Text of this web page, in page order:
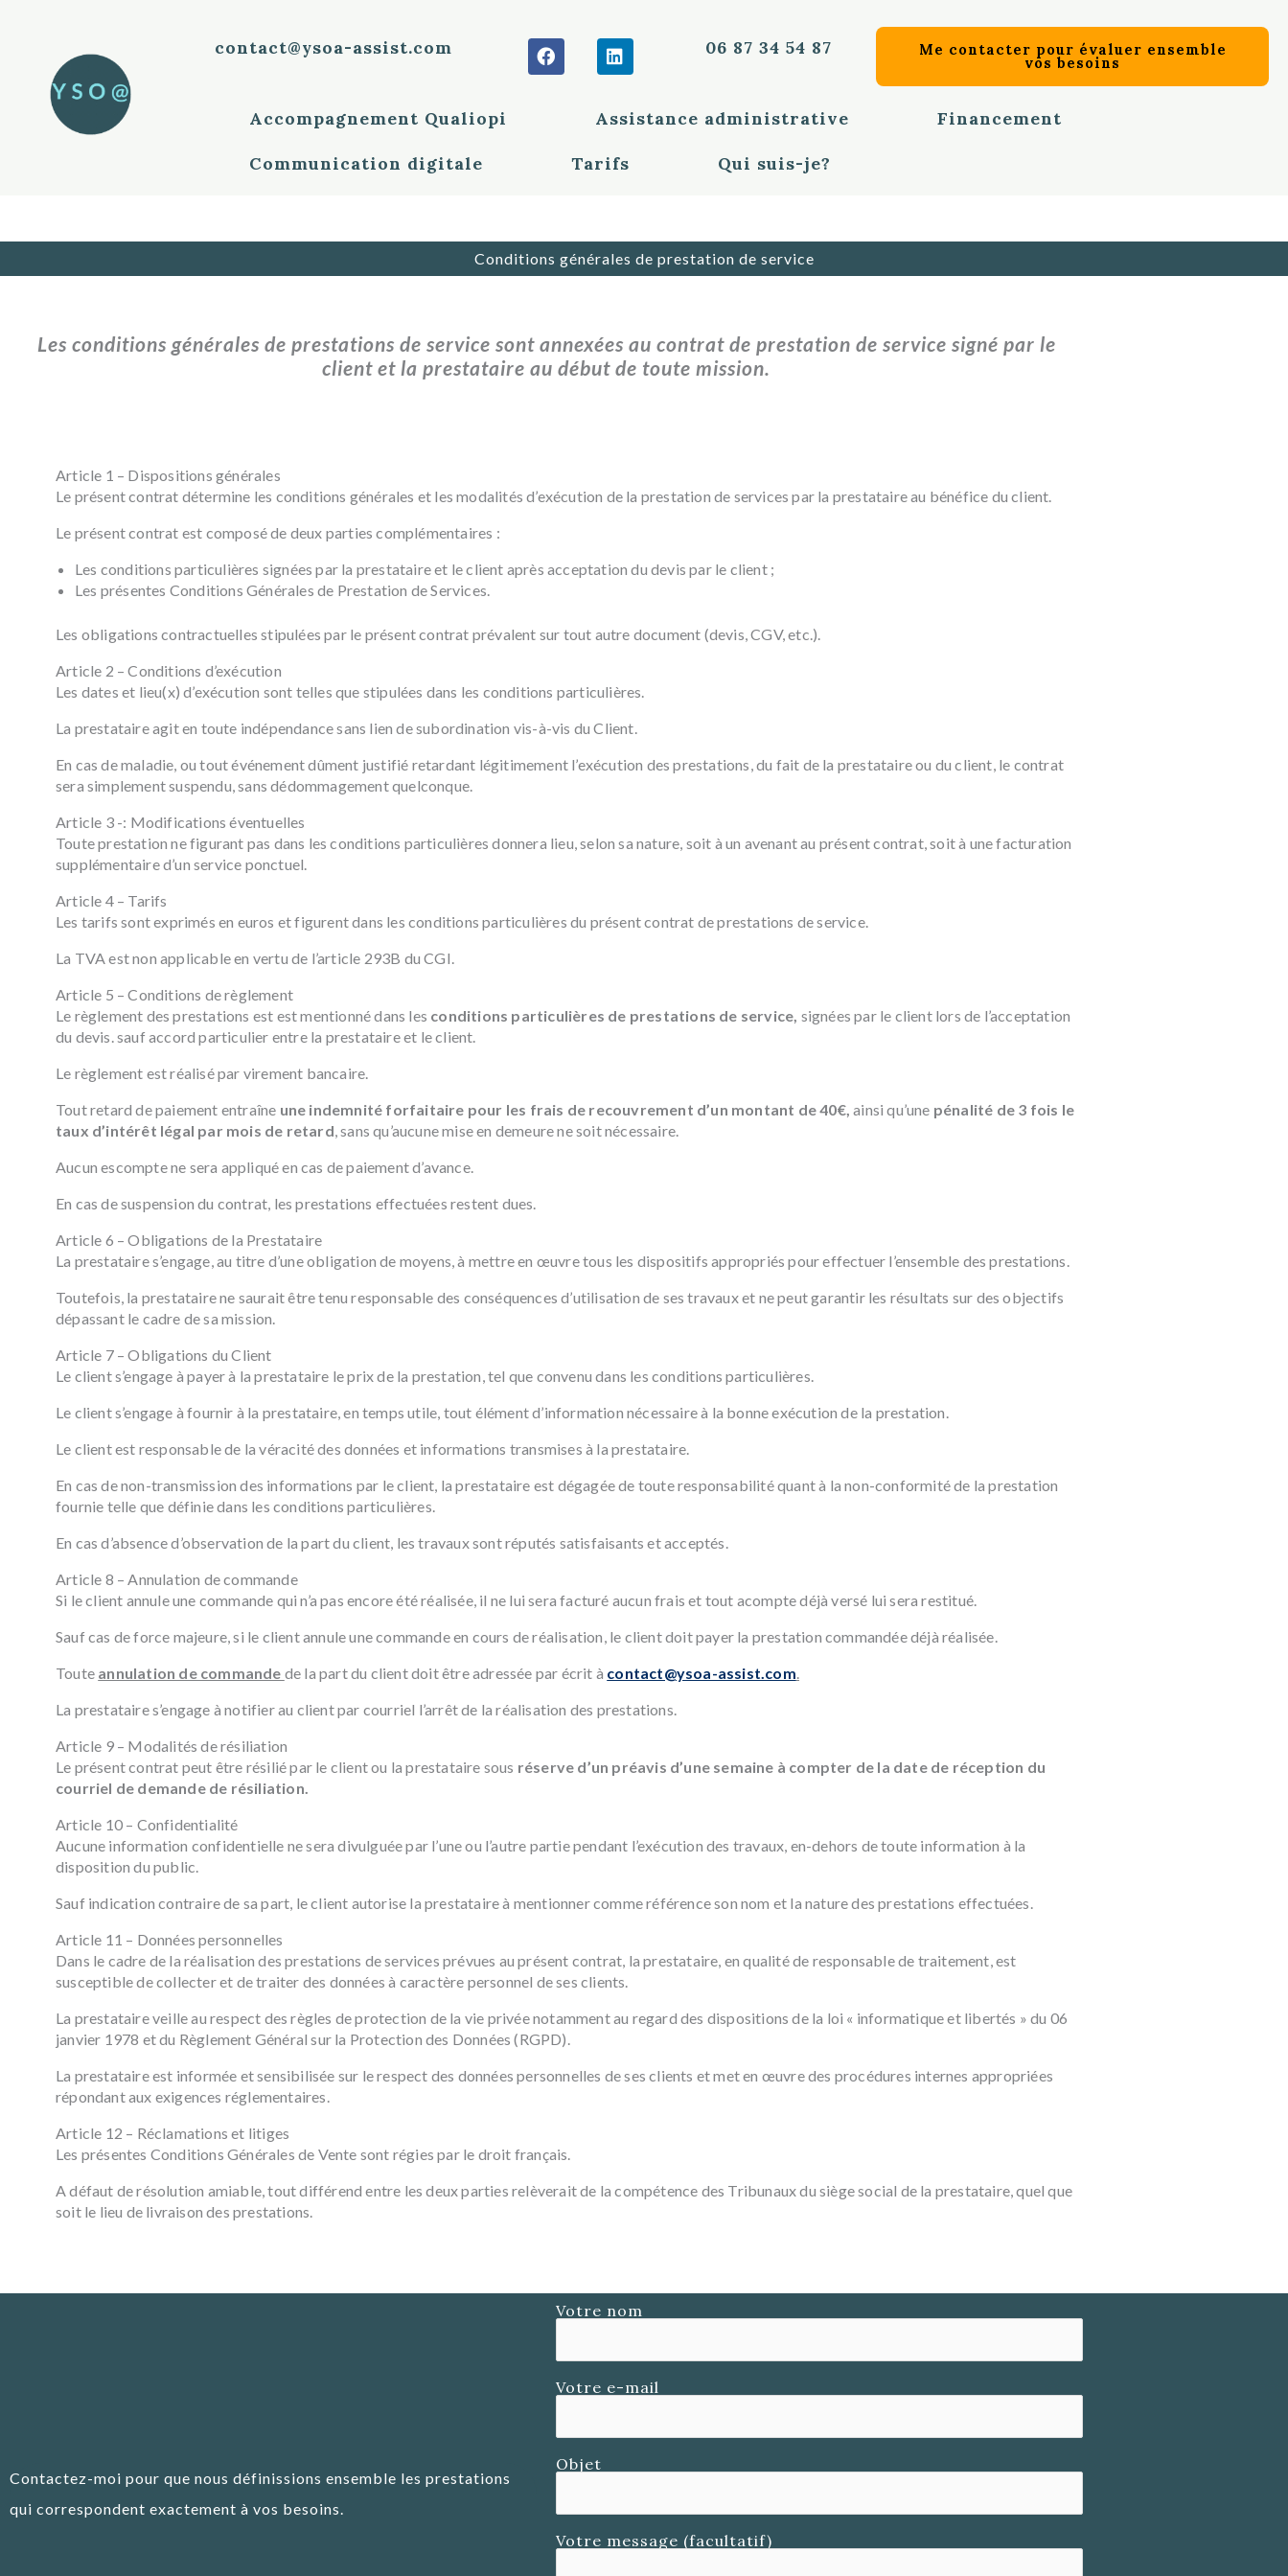
contact@ysoa-assist.com
F
a
L
i
e
i
n
06 87 34 54 87 Me contacter pour évaluer ensemble
vos besoins
Accompagnement Qualiopi Assistance administrative Financement
Communication digitale Tarifs Qui suis-je?
Conditions générales de prestation de service
Les conditions générales de prestations de service sont annexées au contrat de prestation de service signé par le
client et la prestataire au début de toute mission.
Article 1 – Dispositions générales
Le présent contrat détermine les conditions générales et les modalités d’exécution de la prestation de services par la prestataire au bénéfice du client.
Le présent contrat est composé de deux parties complémentaires :
Les conditions particulières signées par la prestataire et le client après acceptation du devis par le client ;
Les présentes Conditions Générales de Prestation de Services.
Les obligations contractuelles stipulées par le présent contrat prévalent sur tout autre document (devis, CGV, etc.).
Article 2 – Conditions d’exécution
Les dates et lieu(x) d’exécution sont telles que stipulées dans les conditions particulières.
La prestataire agit en toute indépendance sans lien de subordination vis-à-vis du Client.
En cas de maladie, ou tout événement dûment justifié retardant légitimement l’exécution des prestations, du fait de la prestataire ou du client, le contrat
sera simplement suspendu, sans dédommagement quelconque.
Article 3 -: Modifications éventuelles
Toute prestation ne figurant pas dans les conditions particulières donnera lieu, selon sa nature, soit à un avenant au présent contrat, soit à une facturation
supplémentaire d’un service ponctuel.
Article 4 – Tarifs
Les tarifs sont exprimés en euros et figurent dans les conditions particulières du présent contrat de prestations de service.
La TVA est non applicable en vertu de l’article 293B du CGI.
Article 5 – Conditions de règlement
Le règlement des prestations est est mentionné dans les conditions particulières de prestations de service, signées par le client lors de l’acceptation
du devis. sauf accord particulier entre la prestataire et le client.
Le règlement est réalisé par virement bancaire.
Tout retard de paiement entraîne une indemnité forfaitaire pour les frais de recouvrement d’un montant de 40€, ainsi qu’une pénalité de 3 fois le
taux d’intérêt légal par mois de retard , sans qu’aucune mise en demeure ne soit nécessaire.
Aucun escompte ne sera appliqué en cas de paiement d’avance.
En cas de suspension du contrat, les prestations effectuées restent dues.
Article 6 – Obligations de la Prestataire
La prestataire s’engage, au titre d’une obligation de moyens, à mettre en œuvre tous les dispositifs appropriés pour effectuer l’ensemble des prestations.
Toutefois, la prestataire ne saurait être tenu responsable des conséquences d’utilisation de ses travaux et ne peut garantir les résultats sur des objectifs
dépassant le cadre de sa mission.
Article 7 – Obligations du Client
Le client s’engage à payer à la prestataire le prix de la prestation, tel que convenu dans les conditions particulières.
Le client s’engage à fournir à la prestataire, en temps utile, tout élément d’information nécessaire à la bonne exécution de la prestation.
Le client est responsable de la véracité des données et informations transmises à la prestataire.
En cas de non-transmission des informations par le client, la prestataire est dégagée de toute responsabilité quant à la non-conformité de la prestation
fournie telle que définie dans les conditions particulières.
En cas d’absence d’observation de la part du client, les travaux sont réputés satisfaisants et acceptés.
Article 8 – Annulation de commande
Si le client annule une commande qui n’a pas encore été réalisée, il ne lui sera facturé aucun frais et tout acompte déjà versé lui sera restitué.
Sauf cas de force majeure, si le client annule une commande en cours de réalisation, le client doit payer la prestation commandée déjà réalisée.
Toute annulation de commande de la part du client doit être adressée par écrit à contact@ysoa-assist.com
La prestataire s’engage à notifier au client par courriel l’arrêt de la réalisation des prestations.
Article 9 – Modalités de résiliation
Le présent contrat peut être résilié par le client ou la prestataire sous réserve d’un préavis d’une semaine à compter de la date de réception du
courriel de demande de résiliation.
Article 10 – Confidentialité
Aucune information confidentielle ne sera divulguée par l’une ou l’autre partie pendant l’exécution des travaux, en-dehors de toute information à la
disposition du public.
Sauf indication contraire de sa part, le client autorise la prestataire à mentionner comme référence son nom et la nature des prestations effectuées.
Article 11 – Données personnelles
Dans le cadre de la réalisation des prestations de services prévues au présent contrat, la prestataire, en qualité de responsable de traitement, est
susceptible de collecter et de traiter des données à caractère personnel de ses clients.
La prestataire veille au respect des règles de protection de la vie privée notamment au regard des dispositions de la loi « informatique et libertés » du 06
janvier 1978 et du Règlement Général sur la Protection des Données (RGPD).
La prestataire est informée et sensibilisée sur le respect des données personnelles de ses clients et met en œuvre des procédures internes appropriées
répondant aux exigences réglementaires.
Article 12 – Réclamations et litiges
Les présentes Conditions Générales de Vente sont régies par le droit français.
A défaut de résolution amiable, tout différend entre les deux parties relèverait de la compétence des Tribunaux du siège social de la prestataire, quel que
soit le lieu de livraison des prestations.
Contactez-moi pour que nous définissions ensemble les prestations
qui correspondent exactement à vos besoins.
Votre nom
Votre e-mail
Objet
Votre message (facultatif)